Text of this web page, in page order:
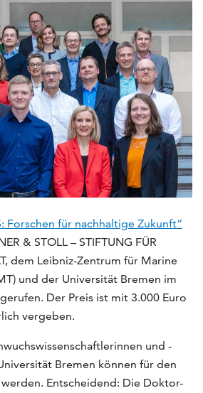
Forschen für nachhaltige Zukunft“
& STOLL – STIFTUNG FÜR
dem Leibniz-Zentrum für Marine
und der Universität Bremen im
Der Preis ist mit 3.000 Euro
vergeben.
und -
Bremen können für den
Entscheidend: Die Doktor-